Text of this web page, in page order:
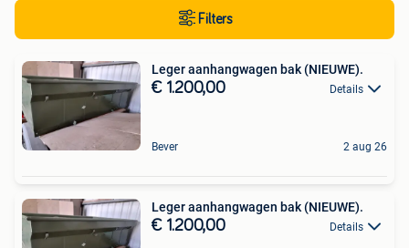
Filters
Leger aanhangwagen bak (NIEUWE).
€ 1.200,00 Details
Bever 2 aug 26
Leger aanhangwagen bak (NIEUWE).
€ 1.200,00 Details